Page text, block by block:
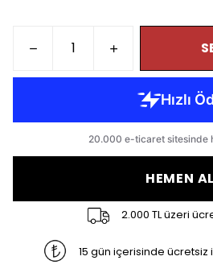
HEMEN AL
2.000 TL üzeri
15 gün içerisinde